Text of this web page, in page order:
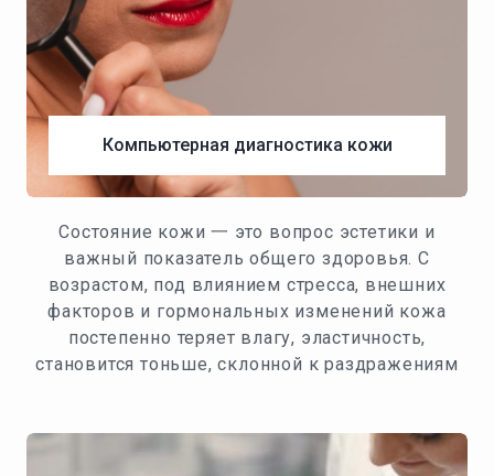
Компьютерная диагностика кожи
Состояние кожи 一 это вопрос эстетики и
важный показатель общего здоровья. С
возрастом, под влиянием стресса, внешних
факторов и гормональных изменений кожа
постепенно теряет влагу, эластичность,
становится тоньше, склонной к раздражениям